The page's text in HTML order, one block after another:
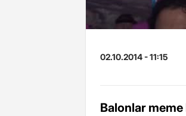
02.10.2014 - 11:15
Balonlar